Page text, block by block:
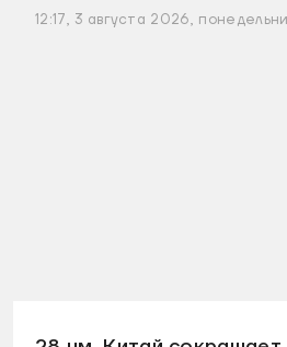
12:17, 3 августа 2026,